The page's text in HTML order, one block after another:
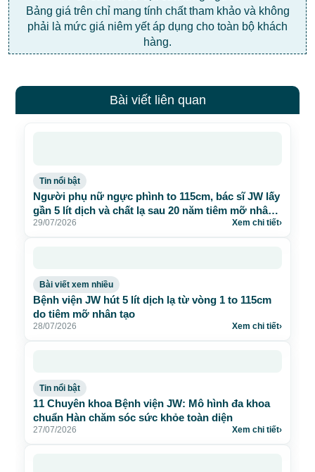
Bảng giá trên chỉ mang tính chất tham khảo và không
phải là mức giá niêm yết áp dụng cho toàn bộ khách
hàng.
Bài viết liên quan
Tin nổi bật
Người phụ nữ ngực phình to 115cm, bác sĩ JW lấy
gần 5 lít dịch và chất lạ sau 20 năm tiêm mỡ nhân
tạo
29/07/2026 Xem chi tiết›
Bài viết xem nhiều
Bệnh viện JW hút 5 lít dịch lạ từ vòng 1 to 115cm
do tiêm mỡ nhân tạo
28/07/2026 Xem chi tiết›
Tin nổi bật
11 Chuyên khoa Bệnh viện JW: Mô hình đa khoa
chuẩn Hàn chăm sóc sức khỏe toàn diện
27/07/2026 Xem chi tiết›